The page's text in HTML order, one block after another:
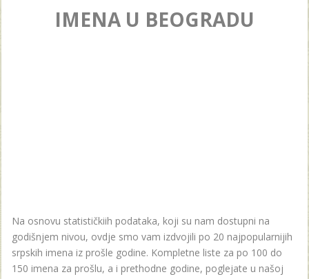
IMENA U BEOGRADU
Na osnovu statističkiih podataka, koji su nam dostupni na
godišnjem nivou, ovdje smo vam izdvojili po 20 najpopularnijih
srpskih imena iz prošle godine. Kompletne liste za po 100 do
150 imena za prošlu, a i prethodne godine, poglejate u našoj